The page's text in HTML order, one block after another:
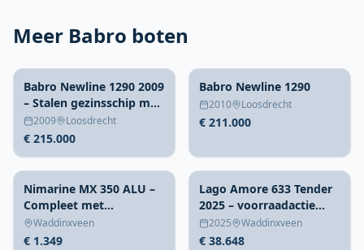
Meer Babro boten
Babro Newline 1290 2009
– Stalen gezinsschip met
4 hutten
2009 Loosdrecht
€ 215.000
Babro Newline 1290
2010 Loosdrecht
€ 211.000
Nimarine MX 350 ALU –
Compleet met
accessoires
Waddinxveen
€ 1.349
Lago Amore 633 Tender
2025 – voorraadactie
direct vaarklaar
2025 Waddinxveen
€ 38.648